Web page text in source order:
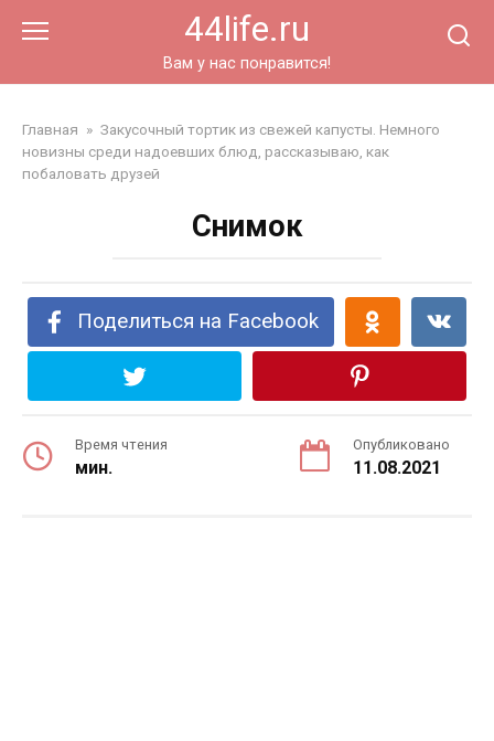
44life.ru
Вам у нас понравится!
Главная » Закусочный тортик из свежей капусты. Немного
новизны среди надоевших блюд, рассказываю, как
побаловать друзей
Снимок
Поделиться на Facebook
Время чтения
мин.
Опубликовано
11.08.2021